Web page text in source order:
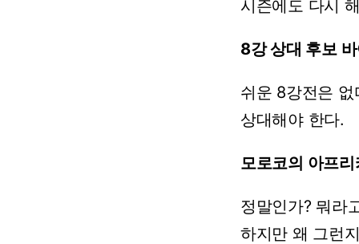
시즌에도 다시
8강상대 후보바
쉬운 8강전은 없
상대해야 한다.
모로코의 아프리
정말인가? 뭐라
하지만 왜 그런